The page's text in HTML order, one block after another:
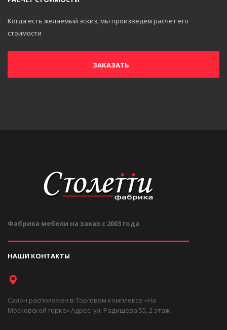
Когда есть желаемый эскиз, мы произведём расчет его
стоимости
ЗАКАЗАТЬ
Фабрика мебели на заказ с 2003 года
НАШИ КОНТАКТЫ
Салон расположен в Торговом комплексе «На
Московской горке» Адрес: ул. Радищева 55, 2 этаж